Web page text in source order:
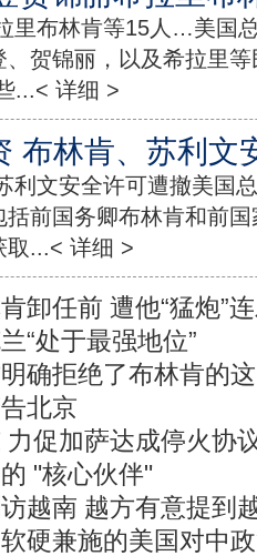
里布林肯等15人…美国
贺锦丽，以及希拉里
...< 详细 >
布林肯、苏利文
利文安全许可遭撤美国
前国务卿布林肯和前
取...< 详细 >
卸任前 遭他“猛炮”
“处于最强地位”
确拒绝了布林肯的
北京
促加萨达成停火协
"核心伙伴"
越南 越方有意提到
硬兼施的美国对中